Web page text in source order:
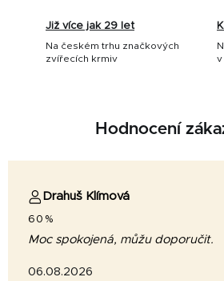
Již více jak 29 let
Na českém trhu značkových
zvířecích krmiv
v
Hodnocení
Drahuš Klímová
60%
Moc spokojená, můžu doporučit.
06.08.2026